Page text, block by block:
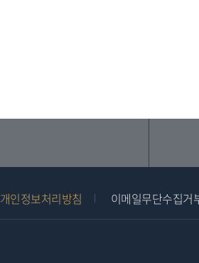
개인정보처리방침 이메일무단수집거